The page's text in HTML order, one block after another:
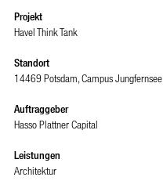
Projekt
Havel Think Tank
Standort
14469 Potsdam, Campus Jungfernsee
Auftraggeber
Hasso Plattner Capital
Leistungen
Architektur